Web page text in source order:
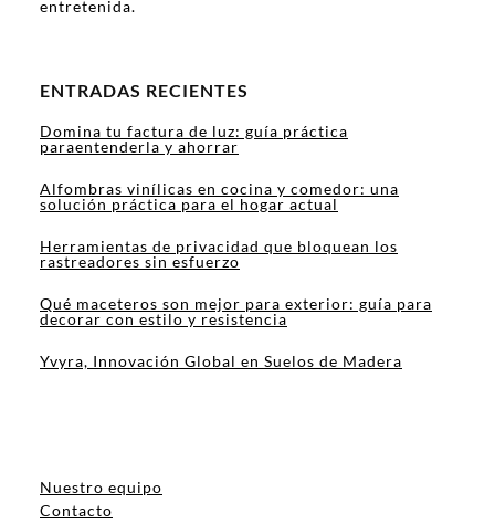
entretenida.
ENTRADAS RECIENTES
Domina tu factura de luz: guía práctica
paraentenderla y ahorrar
Alfombras vinílicas en cocina y comedor: una
solución práctica para el hogar actual
Herramientas de privacidad que bloquean los
rastreadores sin esfuerzo
Qué maceteros son mejor para exterior: guía para
decorar con estilo y resistencia
Yvyra, Innovación Global en Suelos de Madera
Nuestro equipo
Contacto